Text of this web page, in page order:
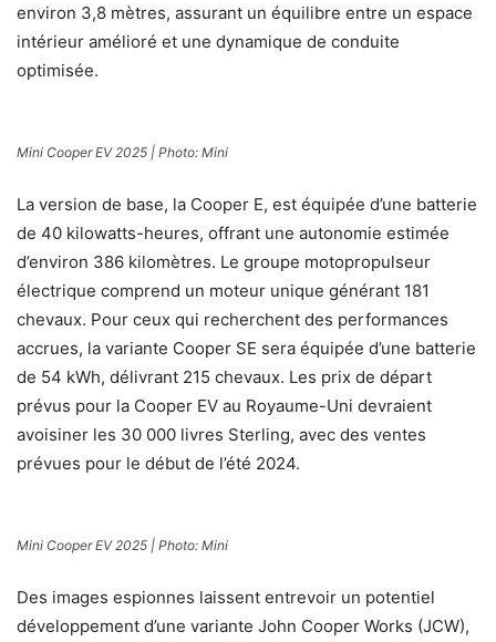
environ 3,8 mètres, assurant un équilibre entre un espace
intérieur amélioré et une dynamique de conduite
optimisée.
Mini Cooper EV 2025 | Photo: Mini
La version de base, la Cooper E, est équipée d’une batterie
de 40 kilowatts-heures, offrant une autonomie estimée
d’environ 386 kilomètres. Le groupe motopropulseur
électrique comprend un moteur unique générant 181
chevaux. Pour ceux qui recherchent des performances
accrues, la variante Cooper SE sera équipée d’une batterie
de 54 kWh, délivrant 215 chevaux. Les prix de départ
prévus pour la Cooper EV au Royaume-Uni devraient
avoisiner les 30 000 livres Sterling, avec des ventes
prévues pour le début de l’été 2024.
Mini Cooper EV 2025 | Photo: Mini
Des images espionnes laissent entrevoir un potentiel
développement d’une variante John Cooper Works (JCW),